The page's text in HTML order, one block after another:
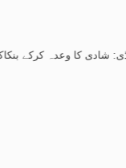
کا وعدہ کرکے بنکاک سے